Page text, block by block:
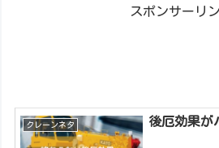
スポンサーリ
クレーンネタ 後厄効果